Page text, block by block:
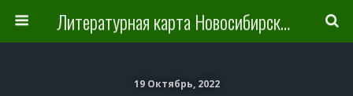
Литературная карта Новосибирска и Новосибирской области
19 Октябрь, 2022